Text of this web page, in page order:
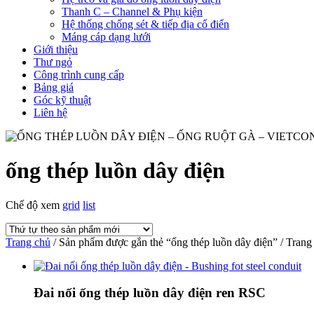
Thanh C – Channel & Phụ kiện
Hệ thống chống sét & tiếp địa cổ điển
Máng cáp dạng lưới
Giới thiệu
Thư ngỏ
Công trình cung cấp
Bảng giá
Góc kỹ thuật
Liên hệ
ống thép luồn dây điện
Chế độ xem grid list
Trang chủ / Sản phẩm được gắn thẻ “ống thép luồn dây điện” / Trang
Đai nối ống thép luồn dây điện ren RSC